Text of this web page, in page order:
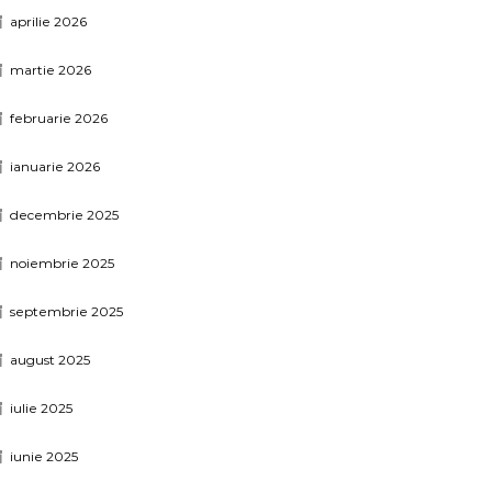
aprilie 2026
martie 2026
februarie 2026
ianuarie 2026
decembrie 2025
noiembrie 2025
septembrie 2025
august 2025
iulie 2025
iunie 2025